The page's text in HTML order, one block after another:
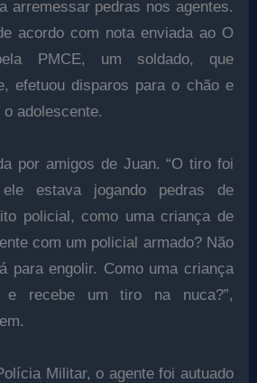
arremessar pedras nos agentes.
acordo com nota enviada ao O
PMCE, um soldado, que
efetuou disparos para o chão e
adolescente.
por amigos de Juan. “O tiro foi
estava jogando pedras de
policial, como uma criança de
com um policial armado? Não
para engolir. Como uma criança
e recebe um tiro na nuca?”,
Militar, o agente foi autuado